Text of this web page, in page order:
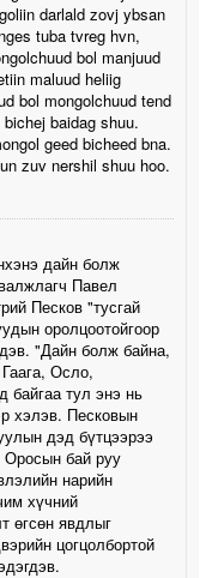
darlald zovj ybsan
tuba tvreg hvn,
bol manjuud
maluud heliig
bol mongolchuud tend
baidag shuu.
geed bicheed bna.
zuv nershil shuu hoo.
дайн болж
Павел
Песков "тусгай
оролцоотойгоор
"Дайн болж байна,
Осло,
байгаа тул энэ нь
хэлэв. Песковын
дэд бүтцээрээ
Оросын бай руу
нарийн
хүчний
өгсөн явдлыг
цогцолбортой